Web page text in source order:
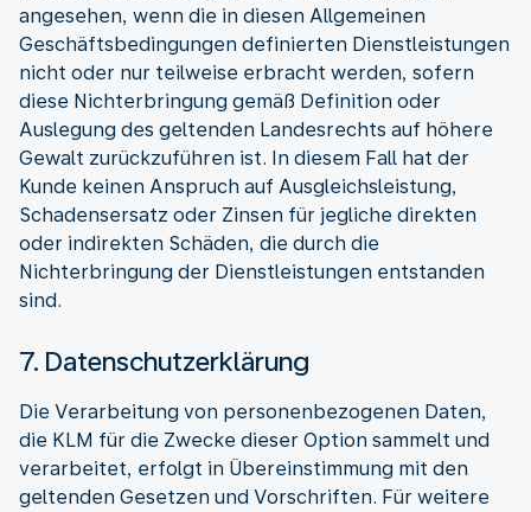
angesehen, wenn die in diesen Allgemeinen
Geschäftsbedingungen definierten Dienstleistungen
nicht oder nur teilweise erbracht werden, sofern
diese Nichterbringung gemäß Definition oder
Auslegung des geltenden Landesrechts auf höhere
Gewalt zurückzuführen ist. In diesem Fall hat der
Kunde keinen Anspruch auf Ausgleichsleistung,
Schadensersatz oder Zinsen für jegliche direkten
oder indirekten Schäden, die durch die
Nichterbringung der Dienstleistungen entstanden
sind.
7. Datenschutzerklärung
Die Verarbeitung von personenbezogenen Daten,
die KLM für die Zwecke dieser Option sammelt und
verarbeitet, erfolgt in Übereinstimmung mit den
geltenden Gesetzen und Vorschriften. Für weitere